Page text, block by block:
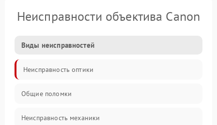
Неисправности объектива Canon
Виды неисправностей
Неисправность оптики
Общие поломки
Неисправность механики